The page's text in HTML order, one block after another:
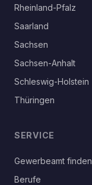
Rheinland-Pfalz
Saarland
Sachsen
Sachsen-Anhalt
Schleswig-Holstein
Thüringen
SERVICE
Gewerbeamt finden
Berufe